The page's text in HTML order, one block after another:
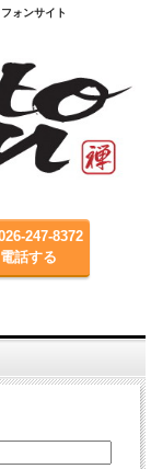
ォンサイト
247-8372
電話する